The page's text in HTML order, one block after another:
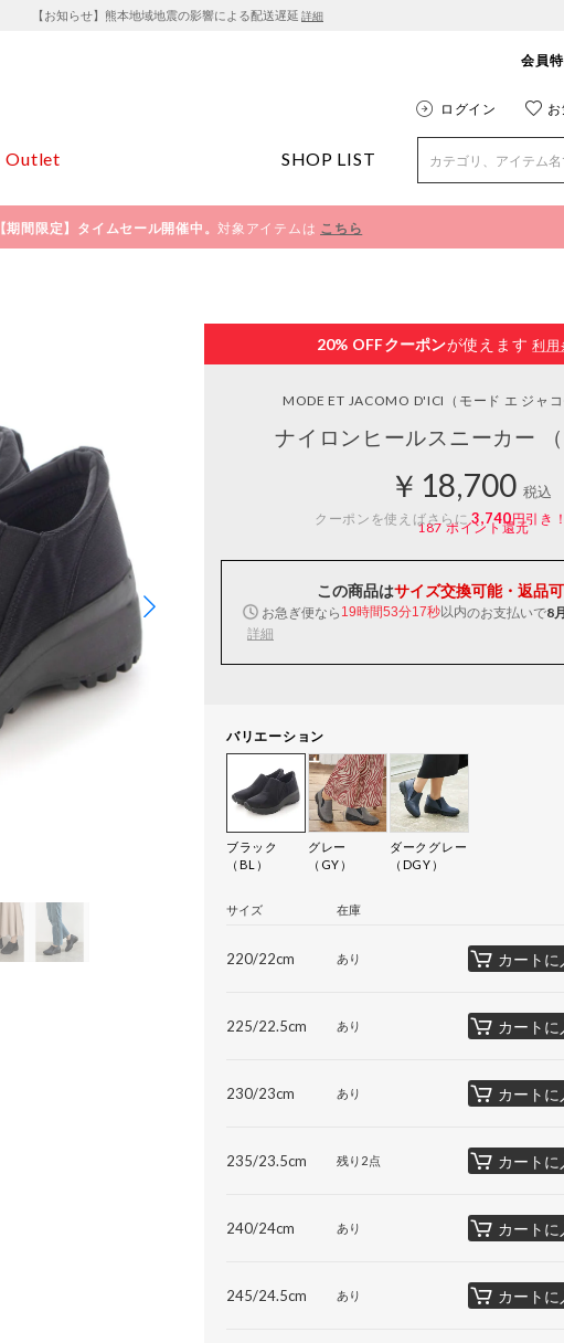
【お知らせ】熊本地域地震の影響による配送遅延 詳細
会員
ログイン お
Outlet SHOP LIST
【期間限定】タイムセール開催中。対象アイテムは こちら
20% OFFクーポンが使えます 利用
MODE ET JACOMO D'ICI （モード エ ジャ
ナイロンヒールスニーカー （
￥18,700 税込
クーポンを使えばさらに3,740円引き！
187ポイント還元
この商品はサイズ交換可能・返品
お急ぎ便なら 19時間53分16秒以内のお支払いで8
詳細
バリエーション
ブラック
（BL）
グレー
（GY）
ダークグレー
（DGY）
サイズ 在庫
220/22cm あり カートに
225/22.5cm あり カートに
230/23cm あり カートに
235/23.5cm 残り2点 カートに
240/24cm あり カートに
245/24.5cm あり カートに